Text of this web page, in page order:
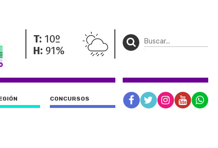
T: 10º
H: 91%
CONCURSOS